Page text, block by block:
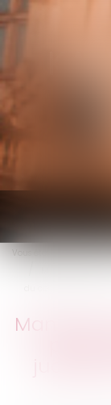
Vous êtes ici :Accueil
Manquer